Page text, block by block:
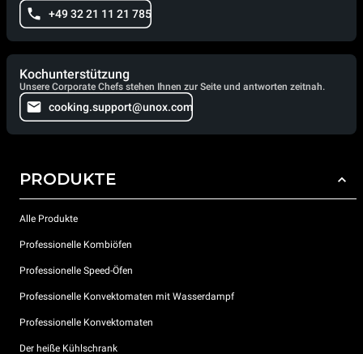
+49 32 21 11 21 785
Kochunterstützung
Unsere Corporate Chefs stehen Ihnen zur Seite und antworten zeitnah.
cooking.support@unox.com
PRODUKTE
Alle Produkte
Professionelle Kombiöfen
Professionelle Speed-Öfen
Professionelle Konvektomaten mit Wasserdampf
Professionelle Konvektomaten
Der heiße Kühlschrank